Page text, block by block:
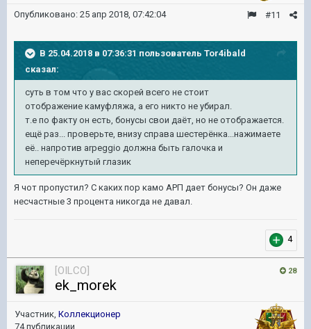
#11
Опубликовано: 25 апр 2018, 07:42:04
В 25.04.2018 в 07:36:31 пользователь Tor4ibald
сказал:
суть в том что у вас скорей всего не стоит
отображение камуфляжа, а его никто не убирал.
т.е по факту он есть, бонусы свои даёт, но не отображается.
ещё раз... проверьте, внизу справа шестерёнка...нажимаете
её.. напротив arpeggio должна быть галочка и
неперечёркнутый глазик
Я чот пропустил? С каких пор камо АРП дает бонусы? Он даже
несчастные 3 процента никогда не давал.
4
28
[OILCO]
ek_morek
Участник, Коллекционер
74 публикации